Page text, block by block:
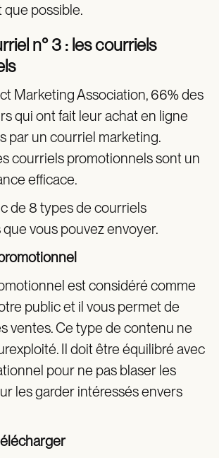
possible.
n° 3 : les courriels
Marketing Association, 66% des
qui ont fait leur achat en ligne
par un courriel marketing.
courriels promotionnels sont un
efficace.
de 8 types de courriels
vous pouvez envoyer.
est considéré comme
public et il vous permet de
ventes. Ce type de contenu ne
Il doit être équilibré avec
pour ne pas blaser les
les garder intéressés envers